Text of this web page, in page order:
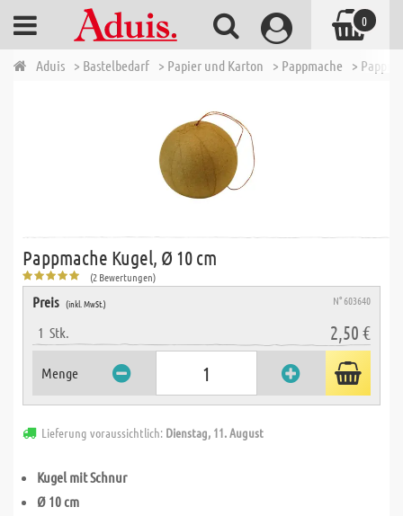
Aduis > Bastelbedarf > Papier und Karton > Pappmache >
Pappmache Kugel, Ø 10 cm
(2 Bewertungen)
Preis (inkl. MwSt.) N° 603640
1 Stk. 2,50 €
Menge
Lieferung voraussichtlich: Dienstag, 11. August
Kugel mit Schnur
Ø 10 cm
0